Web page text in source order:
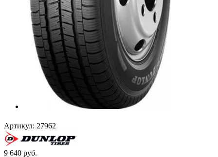
Артикул: 27962
9 640 руб.